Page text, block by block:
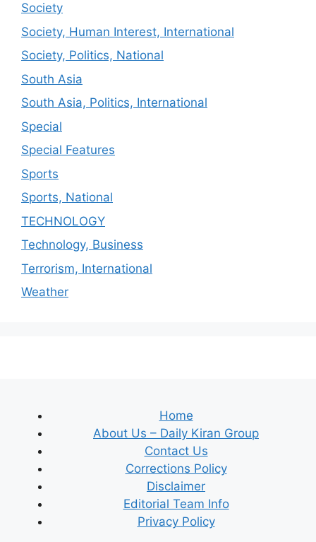
Society
Society, Human Interest, International
Society, Politics, National
South Asia
South Asia, Politics, International
Special
Special Features
Sports
Sports, National
TECHNOLOGY
Technology, Business
Terrorism, International
Weather
Home
About Us – Daily Kiran Group
Contact Us
Corrections Policy
Disclaimer
Editorial Team Info
Privacy Policy